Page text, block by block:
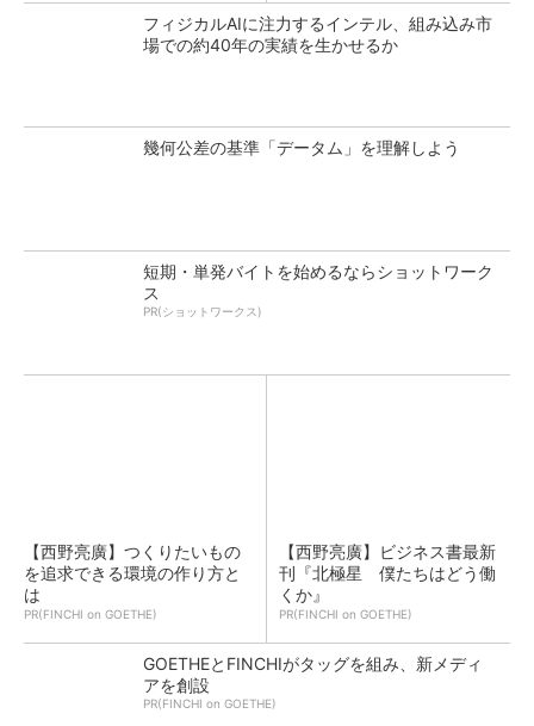
フィジカルAIに注力するインテル、組み込み市
場での約40年の実績を生かせるか
幾何公差の基準「データム」を理解しよう
短期・単発バイトを始めるならショットワーク
ス
PR(ショットワークス)
【西野亮廣】つくりたいもの
を追求できる環境の作り方と
は
PR(FINCHI on GOETHE)
【西野亮廣】ビジネス書最新
刊『北極星 僕たちはどう働
くか』
PR(FINCHI on GOETHE)
GOETHEとFINCHIがタッグを組み、新メディ
アを創設
PR(FINCHI on GOETHE)